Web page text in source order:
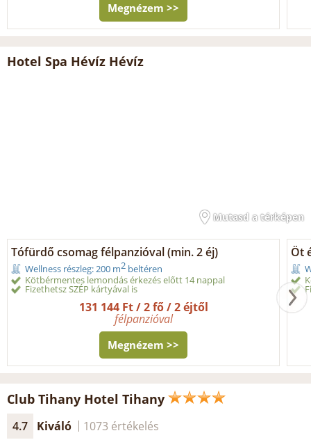
Megnézem >>
Hotel Spa Hévíz Hévíz
Mutasd a térképen
Tófürdő csomag félpanzióval (min. 2 éj)
Wellness részleg: 200 m2 beltéren
Kötbérmentes lemondás érkezés előtt 14 nappal
Fizethetsz SZÉP kártyával is
131 144 Ft / 2 fő / 2 éjtől
félpanzióval
Megnézem >>
Öt
Club Tihany Hotel Tihany
4.7 Kiváló 1073 értékelés